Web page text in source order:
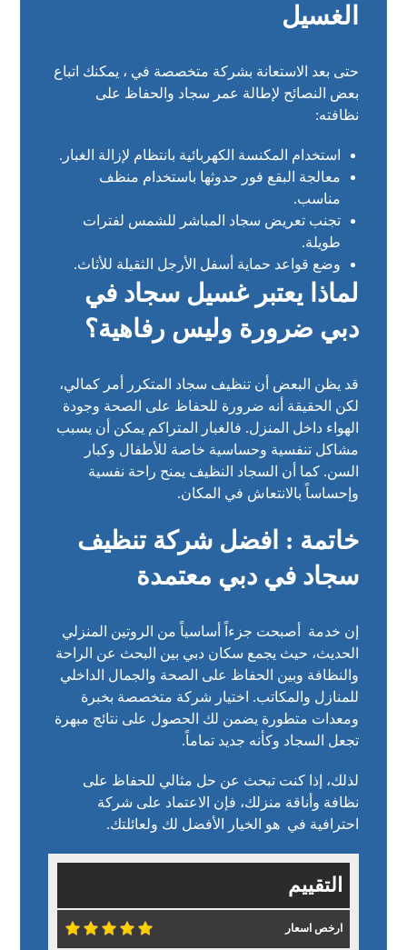
الغسيل
حتى بعد الاستعانة بشركة متخصصة في ، يمكنك اتباع
بعض النصائح لإطالة عمر سجاد والحفاظ على
نظافته:
استخدام المكنسة الكهربائية بانتظام لإزالة الغبار.
معالجة البقع فور حدوثها باستخدام منظف
مناسب.
تجنب تعريض سجاد المباشر للشمس لفترات
طويلة.
وضع قواعد حماية أسفل الأرجل الثقيلة للأثاث.
لماذا يعتبر غسيل سجاد في
دبي ضرورة وليس رفاهية؟
قد يظن البعض أن تنظيف سجاد المتكرر أمر كمالي،
لكن الحقيقة أنه ضرورة للحفاظ على الصحة وجودة
الهواء داخل المنزل. فالغبار المتراكم يمكن أن يسبب
مشاكل تنفسية وحساسية خاصة للأطفال وكبار
السن. كما أن السجاد النظيف يمنح راحة نفسية
وإحساساً بالانتعاش في المكان.
خاتمة : افضل شركة تنظيف
سجاد في دبي معتمدة
إن خدمة أصبحت جزءاً أساسياً من الروتين المنزلي
الحديث، حيث يجمع سكان دبي بين البحث عن الراحة
والنظافة وبين الحفاظ على الصحة والجمال الداخلي
للمنازل والمكاتب. اختيار شركة متخصصة بخبرة
ومعدات متطورة يضمن لك الحصول على نتائج مبهرة
تجعل السجاد وكأنه جديد تماماً.
لذلك، إذا كنت تبحث عن حل مثالي للحفاظ على
نظافة وأناقة منزلك، فإن الاعتماد على شركة
احترافية في هو الخيار الأفضل لك ولعائلتك.
التقييم
ارخص اسعار